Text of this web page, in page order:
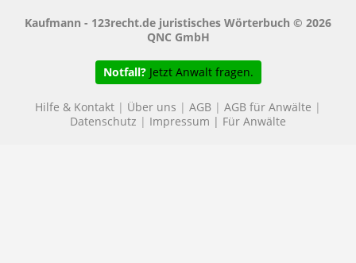
Kaufmann - 123recht.de juristisches Wörterbuch © 2026
QNC GmbH
Notfall? Jetzt Anwalt fragen.
Hilfe & Kontakt | Über uns | AGB | AGB für Anwälte |
Datenschutz | Impressum | Für Anwälte